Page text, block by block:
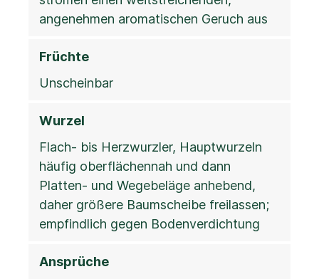
angenehmen aromatischen Geruch aus
Früchte
Unscheinbar
Wurzel
Flach- bis Herzwurzler, Hauptwurzeln
häufig oberflächennah und dann
Platten- und Wegebeläge anhebend,
daher größere Baumscheibe freilassen;
empfindlich gegen Bodenverdichtung
Ansprüche